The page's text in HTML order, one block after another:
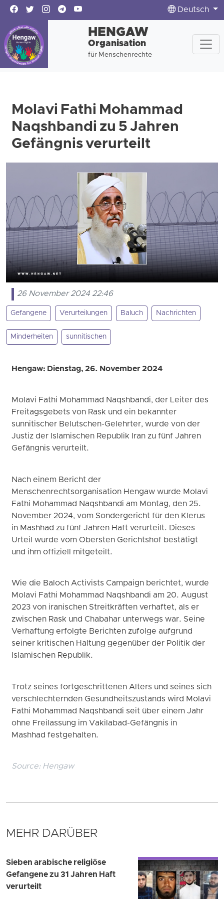
Deutsch
HENGAW
Organisation
für Menschenrechte
Molavi Fathi Mohammad
Naqshbandi zu 5 Jahren
Gefängnis verurteilt
26 November 2024 22:46
Gefangene Verurteilungen Baluch Nachrichten
Minderheiten sunnitischen
Hengaw: Dienstag, 26. November 2024
Molavi Fathi Mohammad Naqshbandi, der Leiter des
Freitagsgebets von Rask und ein bekannter
sunnitischer Belutschen-Gelehrter, wurde von der
Justiz der Islamischen Republik Iran zu fünf Jahren
Gefängnis verurteilt.
Nach einem Bericht der
Menschenrechtsorganisation Hengaw wurde Molavi
Fathi Mohammad Naqshbandi am Montag, den 25.
November 2024, vom Sondergericht für den Klerus
in Mashhad zu fünf Jahren Haft verurteilt. Dieses
Urteil wurde vom Obersten Gerichtshof bestätigt
und ihm offiziell mitgeteilt.
Wie die Baloch Activists Campaign berichtet, wurde
Molavi Fathi Mohammad Naqshbandi am 20. August
2023 von iranischen Streitkräften verhaftet, als er
zwischen Rask und Chabahar unterwegs war. Seine
Verhaftung erfolgte Berichten zufolge aufgrund
seiner kritischen Haltung gegenüber der Politik der
Islamischen Republik.
Trotz seines fortgeschrittenen Alters und seines sich
verschlechternden Gesundheitszustands wird Molavi
Fathi Mohammad Naqshbandi seit über einem Jahr
ohne Freilassung im Vakilabad-Gefängnis in
Mashhad festgehalten.
Source: Hengaw
MEHR DARÜBER
Sieben arabische religiöse
Gefangene zu 31 Jahren Haft
verurteilt